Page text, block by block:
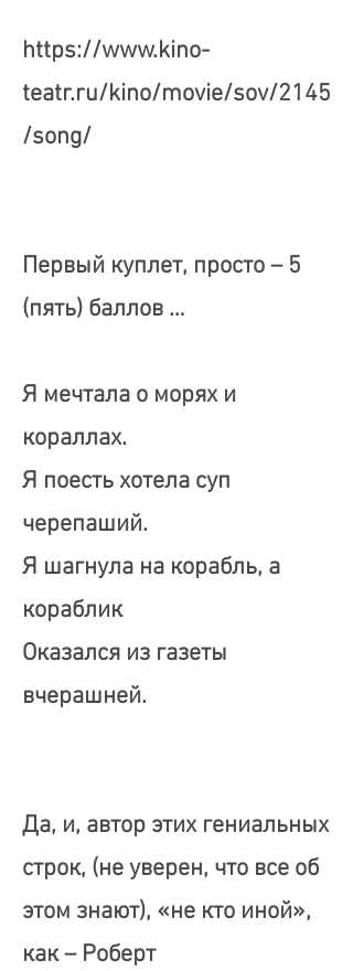
https://www.kino-
teatr.ru/kino/movie/sov/2145
/song/
Первый куплет, просто – 5
(пять) баллов …
Я мечтала о морях и
кораллах.
Я поесть хотела суп
черепаший.
Я шагнула на корабль, а
кораблик
Оказался из газеты
вчерашней.
Да, и, автор этих гениальных
строк, (не уверен, что все об
этом знают), «не кто иной»,
как – Роберт